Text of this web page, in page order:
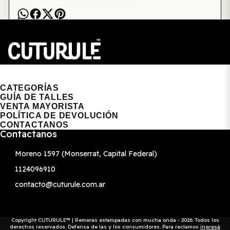
CATEGORÍAS
GUÍA DE TALLES
VENTA MAYORISTA
POLÍTICA DE DEVOLUCIÓN
CONTACTANOS
Contactanos
Moreno 1597 (Monserrat, Capital Federal)
1124096910
contacto@cuturule.com.ar
Copyright CUTURULE™ | Remeras estampadas con mucha onda - 2026. Todos los
derechos reservados. Defensa de las y los consumidores. Para reclamos ingresá